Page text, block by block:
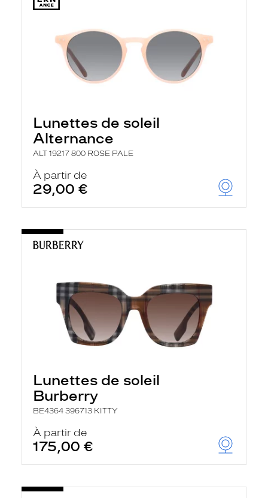
Lunettes de soleil
Alternance
ALT 19217 800 ROSE PALE
À partir de
29,00 €
Lunettes de soleil
Burberry
BE4364 396713 KITTY
À partir de
175,00 €